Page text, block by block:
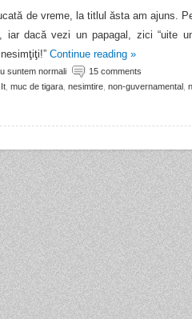
de vreme, la titlul ăsta am ajuns.
dacă vezi un papagal, zici “uite
Continue reading »
suntem normali
15 comments
muc de tigara nesimtire non-guvernamental